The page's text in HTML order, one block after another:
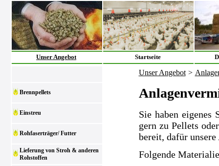
Unser Angebot Startseite
Brennpellets
Einstreu
Rohfaserträger/ Futter
Lieferung von Stroh & anderen
Rohstoffen
Unser Angebot >
Sie haben eigenes
gern zu Pellets
bereit, dafür
Folgende